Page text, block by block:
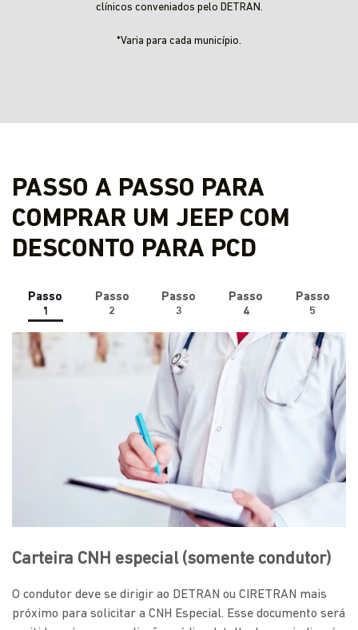
clínicos conveniados pelo DETRAN.
*Varia para cada município.
PASSO A PASSO PARA
COMPRAR UM JEEP COM
DESCONTO PARA PCD
Passo
1
Passo
2
Passo
3
Passo
4
Passo
5
Carteira CNH especial (somente condutor)
O condutor deve se dirigir ao DETRAN ou CIRETRAN mais
próximo para solicitar a CNH Especial. Esse documento será